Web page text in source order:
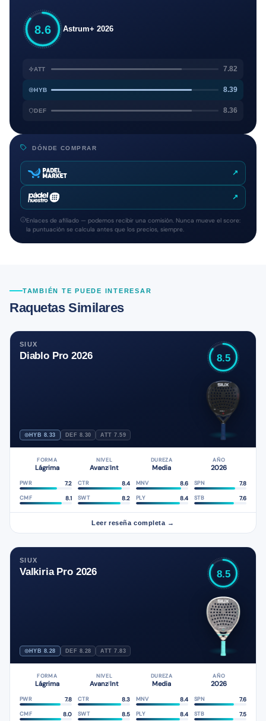
8.6 Astrum+ 2026
ATT 7.82
HYB 8.39
DEF 8.36
DÓNDE COMPRAR
↗
↗
Enlaces de afiliado — podemos recibir una comisión. Nunca mueve el score:
la puntuación se calcula antes que los precios, siempre.
TAMBIÉN TE PUEDE INTERESAR
Raquetas Similares
SIUX
Diablo Pro 2026
HYB 8.33 DEF 8.30 ATT 7.59
8.5
FORMA
Lágrima
NIVEL
Avanz/Int
DUREZA
Media
AÑO
2026
PWR 7.2 CTR 8.4 MNV 8.6 SPN 7.8
CMF 8.1 SWT 8.2 PLY 8.4 STB 7.6
Leer reseña completa →
SIUX
Valkiria Pro 2026
HYB 8.28 DEF 8.28 ATT 7.83
8.5
FORMA
Lágrima
NIVEL
Avanz/Int
DUREZA
Media
AÑO
2026
PWR 7.8 CTR 8.3 MNV 8.4 SPN 7.6
CMF 8.0 SWT 8.5 PLY 8.4 STB 7.5